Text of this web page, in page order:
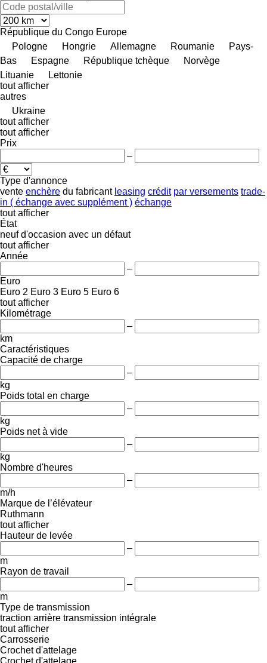
République du Congo Europe
Pologne
Hongrie Allemagne Roumanie
Pays-
Bas
Espagne République tchèque
Norvège
Lituanie
Lettonie
tout afficher
autres
Ukraine
tout afficher
tout afficher
Prix
–
Type d'annonce
vente enchère du fabricant leasing crédit par versements trade-
in ( échange avec supplément ) échange
tout afficher
État
neuf d'occasion avec un défaut
tout afficher
Année
–
Euro
Euro 2 Euro 3 Euro 5 Euro 6
tout afficher
Kilométrage
–
km
Caractéristiques
Capacité de charge
–
kg
Poids total en charge
–
kg
Poids net à vide
–
kg
Nombre d'heures
–
m/h
Marque de l’élévateur
Ruthmann
tout afficher
Hauteur de levée
–
m
Rayon de travail
–
m
Type de transmission
traction arrière transmission intégrale
tout afficher
Carrosserie
Crochet d'attelage
Crochet d'attelage